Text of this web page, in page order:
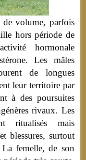
de volume, parfois
hors période de
hormonale
Les mâles
de longues
leur territoire par
à des poursuites
rivaux. Les
ritualisés mais
blessures, surtout
femelle, de son